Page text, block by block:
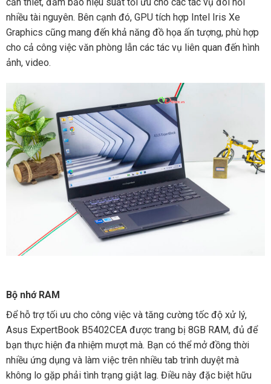
nhiều tài nguyên. Bên cạnh đó, GPU tích hợp Intel Iris Xe
Graphics cũng mang đến khả năng đồ họa ấn tượng, phù hợp
cho cả công việc văn phòng lẫn các tác vụ liên quan đến hình
ảnh, video.
Bộ nhớ RAM
Để hỗ trợ tối ưu cho công việc và tăng cường tốc độ xử lý,
Asus ExpertBook B5402CEA được trang bị 8GB RAM, đủ để
bạn thực hiện đa nhiệm mượt mà. Bạn có thể mở đồng thời
nhiều ứng dụng và làm việc trên nhiều tab trình duyệt mà
không lo gặp phải tình trạng giật lag. Điều này đặc biệt hữu